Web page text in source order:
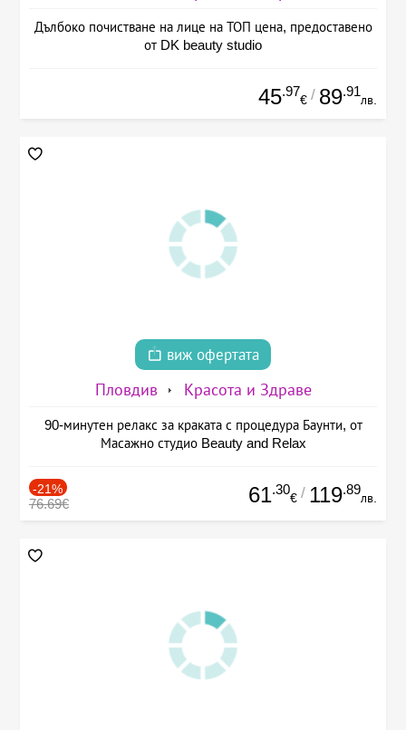
Дълбоко почистване на лице на ТОП цена, предоставено
от DK beauty studio
45.97
€ / 89.91
лв.
виж офертата
Пловдив Красота и Здраве
90-минутен релакс за краката с процедура Баунти, от
Масажно студио Beauty and Relax
-21%
76.69€ 61.30
€ / 119.89
лв.